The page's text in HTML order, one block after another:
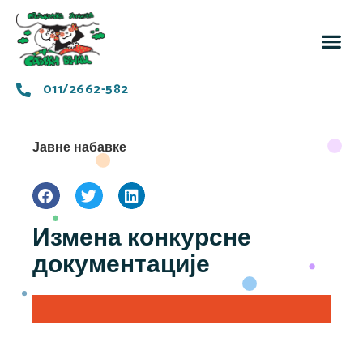
011/2662-582
Јавне набавке
Измена конкурсне
документације